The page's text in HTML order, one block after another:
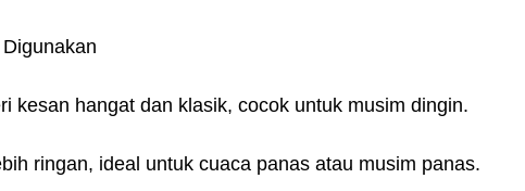
kesan hangat dan klasik, cocok untuk musim dingin.
ringan, ideal untuk cuaca panas atau musim panas.